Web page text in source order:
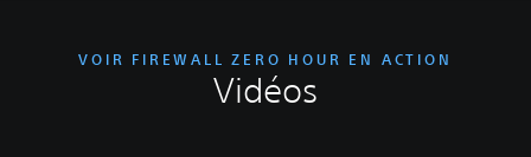
VOIR FIREWALL ZERO HOUR EN ACTION
Vidéos